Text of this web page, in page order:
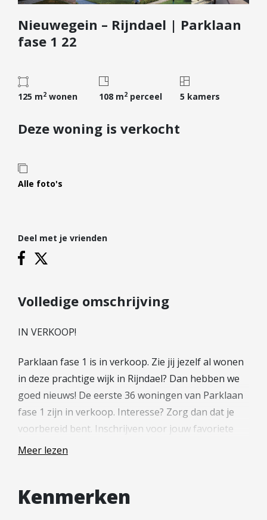
Diensten
Kopen
Verkopen
Verhuren
Taxeren
Projectontwikkelaars
Particulieren
Hypotheek oversluiten
Hypotheek verhogen
Financiële check
Duurzame hypotheek
Reviews
Leer ons kennen
Over Ons
Ons Team
Blog
Nieuwegein – Rijndael | Parklaan
fase 1 22
125 m2 wonen 108 m2perceel 5 kamers
Deze woning is verkocht
Alle foto's
Deel met je vrienden
Volledige omschrijving
IN VERKOOP!
Parklaan fase 1 is in verkoop. Zie jij jezelf al wonen
in deze prachtige wijk in Rijndael? Dan hebben we
goed nieuws! De eerste 36 woningen van Parklaan
fase 1 zijn in verkoop. Interesse? Zorg dan dat je
voorbereid bent. Inschrijven voor jouw favoriete
woningen is mogelijk middels jouw persoonlijke
Meer lezen
Kenmerken